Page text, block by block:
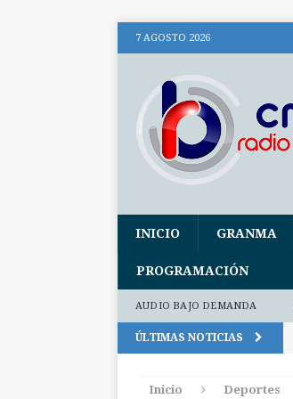
7 AGOSTO 2026
INICIO GRANMA
PROGRAMACIÓN
AUDIO BAJO DEMANDA
ÚLTIMAS NOTICIAS
Inicio Deportes